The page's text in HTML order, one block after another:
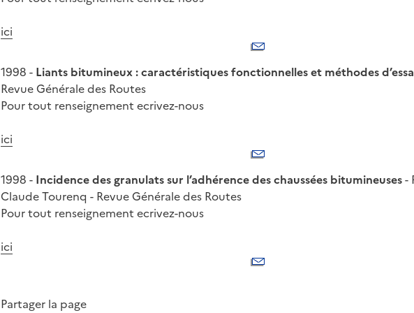
ici
1998 - Liants bitumineux : caractéristiques fonctionnelles et méthodes
Revue Générale des Routes
Pour tout renseignement ecrivez-nous
ici
1998 - Incidence des granulats sur l’adhérence des chaussées bitumineuses-
Claude Tourenq - Revue Générale des Routes
Pour tout renseignement ecrivez-nous
ici
Partager la page